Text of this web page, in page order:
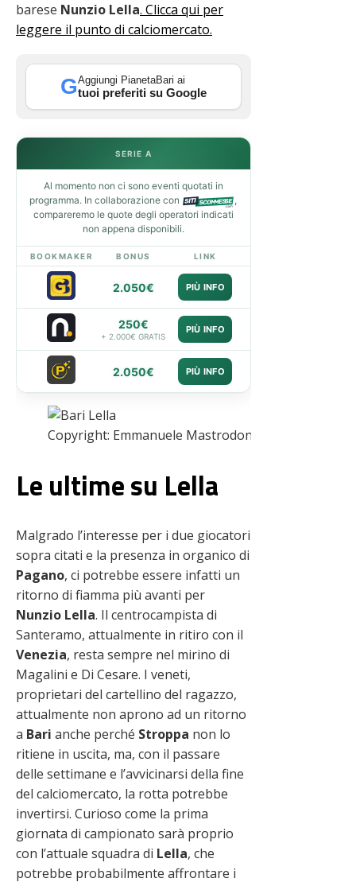
barese Nunzio Lella. Clicca qui per
leggere il punto di calciomercato.
GAggiungi PianetaBari ai
tuoi preferiti su Google
SERIE A
Al momento non ci sono eventi quotati in
programma. In collaborazione con
,
compareremo le quote degli operatori indicati
non appena disponibili.
BOOKMAKER BONUS LINK
2.050€ PIÙ INFO
250€
+ 2.000€ GRATIS
PIÙ INFO
2.050€ PIÙ INFO
Copyright: Emmanuele Mastrodonato/IPA Sport
Le ultime su Lella
Malgrado l’interesse per i due giocatori
sopra citati e la presenza in organico di
Pagano, ci potrebbe essere infatti un
ritorno di fiamma più avanti per
Nunzio Lella. Il centrocampista di
Santeramo, attualmente in ritiro con il
Venezia, resta sempre nel mirino di
Magalini e Di Cesare. I veneti,
proprietari del cartellino del ragazzo,
attualmente non aprono ad un ritorno
a Bari anche perché Stroppa non lo
ritiene in uscita, ma, con il passare
delle settimane e l’avvicinarsi della fine
del calciomercato, la rotta potrebbe
invertirsi. Curioso come la prima
giornata di campionato sarà proprio
con l’attuale squadra di Lella, che
potrebbe probabilmente affrontare i